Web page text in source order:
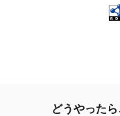
どうやった